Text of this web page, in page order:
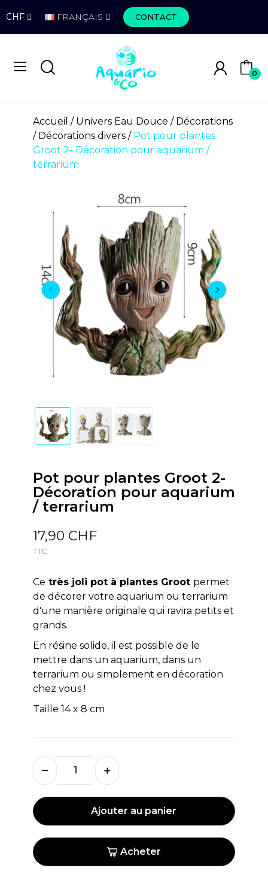
CHF FRANÇAIS CONTACT
0
Accueil Univers Eau Douce
Décorations
Décorations divers
Pot pour plantes
Groot 2- Décoration pour aquarium /
terrarium
Pot pour plantes Groot 2-
Décoration pour aquarium
/ terrarium
17,90 CHF
TTC
Ce très joli pot à plantes Groot permet
de décorer votre aquarium ou terrarium
d'une manière originale qui ravira petits et
grands.
En résine solide, il est possible de le
mettre dans un aquarium, dans un
terrarium ou simplement en décoration
chez vous !
Taille 14 x 8 cm
Ajouter au panier
Acheter